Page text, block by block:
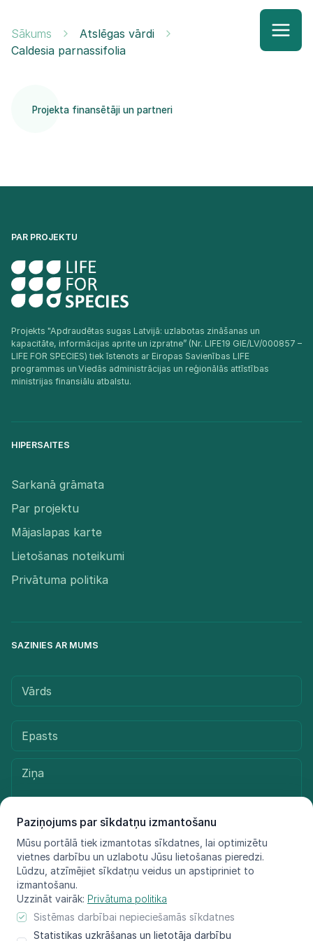
Paziņojums par sīkdatņu izmantošanu
Mūsu portālā tiek izmantotas sīkdatnes, lai optimizētu
vietnes darbību un uzlabotu Jūsu lietošanas pieredzi.
Lūdzu, atzīmējiet sīkdatņu veidus un apstipriniet to
izmantošanu.
Uzzināt vairāk: Privātuma politika
Sistēmas darbībai nepieciešamās sīkdatnes
Statistikas uzkrāšanas un lietotāja darbību
Sākums
Atslēgas vārdi
Caldesia parnassifolia
Projekta finansētāji un partneri
PAR PROJEKTU
Projekts "Apdraudētas sugas Latvijā: uzlabotas zināšanas un
kapacitāte, informācijas aprite un izpratne” (Nr. LIFE19 GIE/LV/000857 –
LIFE FOR SPECIES) tiek īstenots ar Eiropas Savienības LIFE
programmas un Viedās administrācijas un reģionālās attīstības
ministrijas finansiālu atbalstu.​
HIPERSAITES
Sarkanā grāmata
Par projektu
Mājaslapas karte
Lietošanas noteikumi
Privātuma politika
SAZINIES AR MUMS
Sūtīt ziņu
© LIFE FOR SPECIES, 2021 - 2025
Informācija atspoguļo tikai projekta LIFE FOR SPECIES īstenotāju